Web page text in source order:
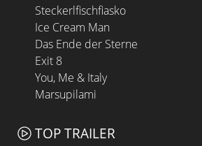
Steckerlfischfiasko
Ice Cream Man
Das Ende der Sterne
Exit 8
You, Me & Italy
Marsupilami
TOP TRAILER